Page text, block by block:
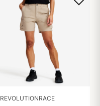
REVOLUTIONRACE